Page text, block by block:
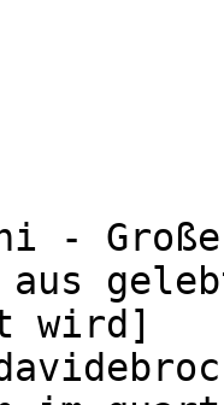
-
wird]